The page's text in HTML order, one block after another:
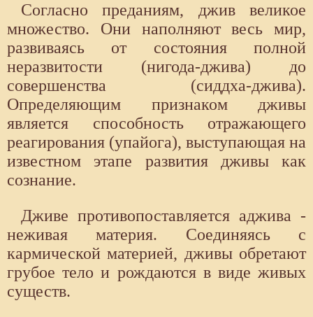
Согласно преданиям, джив великое
множество. Они наполняют весь мир,
развиваясь от состояния полной
неразвитости (нигода-джива) до
совершенства (сиддха-джива).
Определяющим признаком дживы
является способность отражающего
реагирования (упайога), выступающая на
известном этапе развития дживы как
сознание.
Дживе противопоставляется аджива -
неживая материя. Соединяясь с
кармической материей, дживы обретают
грубое тело и рождаются в виде живых
существ.